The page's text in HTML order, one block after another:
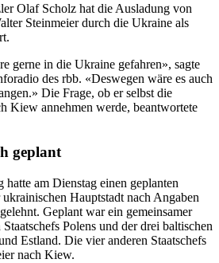
Olaf Scholz hat die Ausladung von
Steinmeier durch die Ukraine als
gerne in die Ukraine gefahren», sagte
des rbb. «Deswegen wäre es auch
Die Frage, ob er selbst die
Kiew annehmen werde, beantwortete
geplant
am Dienstag einen geplanten
Hauptstadt nach Angaben
Geplant war ein gemeinsamer
Polens und der drei baltischen
Estland. Die vier anderen Staatschefs
nach Kiew.